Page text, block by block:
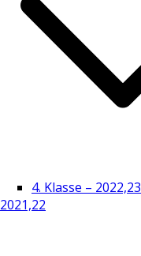
4. Klasse – 2022,23
2021,22